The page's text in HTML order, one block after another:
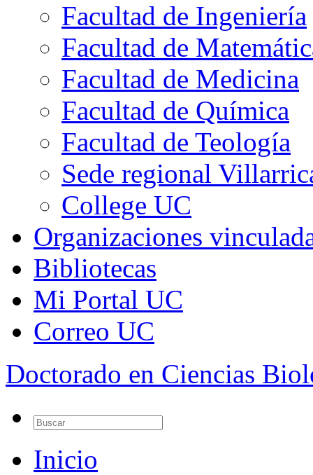
Facultad de Ingeniería
Facultad de
Facultad de Medicina
Facultad de Química
Facultad de Teología
Sede regional
College UC
Organizaciones
Bibliotecas
Mi Portal UC
Correo UC
Doctorado en Ciencias
Inicio